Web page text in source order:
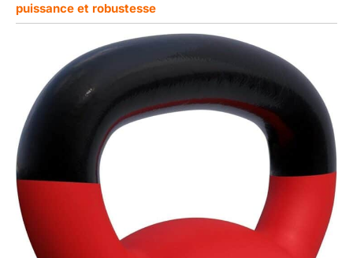
puissance et robustesse